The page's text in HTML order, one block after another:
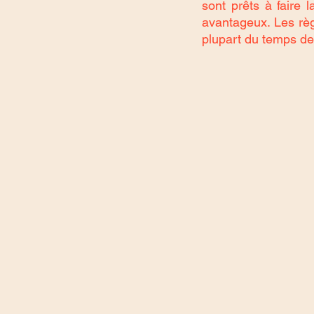
sont prêts à faire
avantageux. Les
plupart du temps